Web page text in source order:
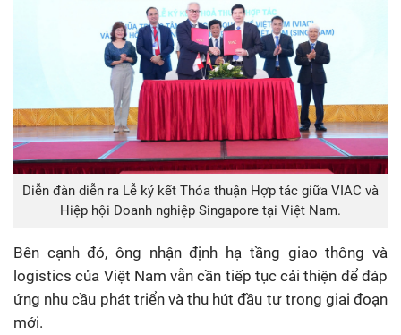
Diễn đàn diễn ra Lễ ký kết Thỏa thuận Hợp tác giữa VIAC và
Hiệp hội Doanh nghiệp Singapore tại Việt Nam.
Bên cạnh đó, ông nhận định hạ tầng giao thông và
logistics của Việt Nam vẫn cần tiếp tục cải thiện để đáp
ứng nhu cầu phát triển và thu hút đầu tư trong giai đoạn
mới.